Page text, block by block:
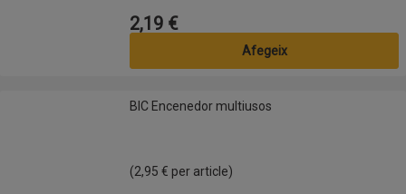
Preu
2,19 €
Afegeix
BIC Encenedor multiusosBIC Encenedor multiusos
(2,95 € per article)